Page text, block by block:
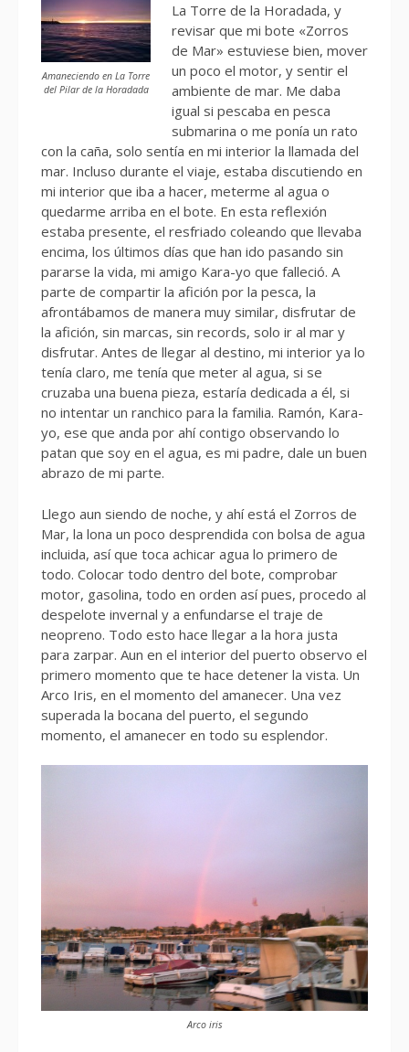
Amaneciendo en La Torre
del Pilar de la Horadada
La Torre de la Horadada, y
revisar que mi bote «Zorros
de Mar» estuviese bien, mover
un poco el motor, y sentir el
ambiente de mar. Me daba
igual si pescaba en pesca
submarina o me ponía un rato
con la caña, solo sentía en mi interior la llamada del
mar. Incluso durante el viaje, estaba discutiendo en
mi interior que iba a hacer, meterme al agua o
quedarme arriba en el bote. En esta reflexión
estaba presente, el resfriado coleando que llevaba
encima, los últimos días que han ido pasando sin
pararse la vida, mi amigo Kara-yo que falleció. A
parte de compartir la afición por la pesca, la
afrontábamos de manera muy similar, disfrutar de
la afición, sin marcas, sin records, solo ir al mar y
disfrutar. Antes de llegar al destino, mi interior ya lo
tenía claro, me tenía que meter al agua, si se
cruzaba una buena pieza, estaría dedicada a él, si
no intentar un ranchico para la familia. Ramón, Kara-
yo, ese que anda por ahí contigo observando lo
patan que soy en el agua, es mi padre, dale un buen
abrazo de mi parte.
Llego aun siendo de noche, y ahí está el Zorros de
Mar, la lona un poco desprendida con bolsa de agua
incluida, así que toca achicar agua lo primero de
todo. Colocar todo dentro del bote, comprobar
motor, gasolina, todo en orden así pues, procedo al
despelote invernal y a enfundarse el traje de
neopreno. Todo esto hace llegar a la hora justa
para zarpar. Aun en el interior del puerto observo el
primero momento que te hace detener la vista. Un
Arco Iris, en el momento del amanecer. Una vez
superada la bocana del puerto, el segundo
momento, el amanecer en todo su esplendor.
Arco iris